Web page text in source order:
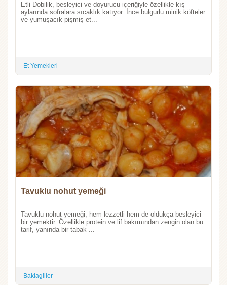
Etli Dobilik, besleyici ve doyurucu içeriğiyle özellikle kış
aylarında sofralara sıcaklık katıyor. İnce bulgurlu minik köfteler
ve yumuşacık pişmiş et...
Et Yemekleri
Tavuklu nohut yemeği
Tavuklu nohut yemeği, hem lezzetli hem de oldukça besleyici
bir yemektir. Özellikle protein ve lif bakımından zengin olan bu
tarif, yanında bir tabak ...
Baklagiller